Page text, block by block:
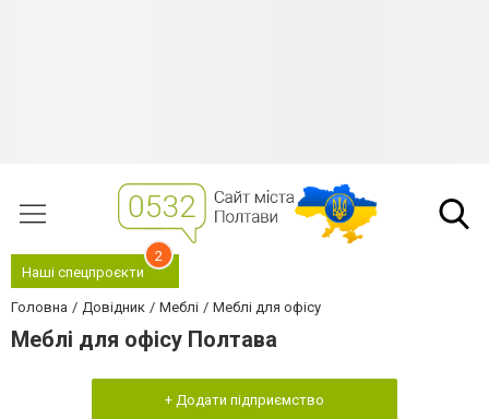
Наші спецпроєкти
2
Головна Довідник Меблі Меблі для офісу
Меблі для офісу Полтава
+ Додати підприємство